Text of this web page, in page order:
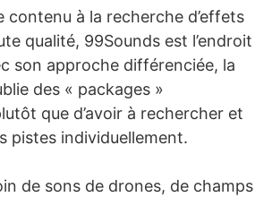
contenu à la recherche d’effets
qualité, 99Sounds est l’endroit
son approche différenciée, la
des « packages »
que d’avoir à rechercher et
pistes individuellement.
de sons de drones, de champs